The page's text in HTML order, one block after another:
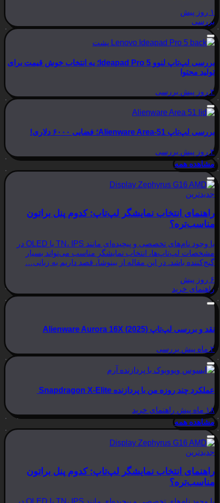
۱ روز پیش
بررسی
بررسی لپ‌تاپ لنوو Ideapad Pro 5؛ یه انتخاب خوش قیمت برای
تولید محتوا
۲ روز پیش بررسی
بررسی لپ‌تاپ Alienware Area-51؛ فضایی ۶۰۰۰ دلاری!
۲ روز پیش
بررسی
مشاهده همه
جدیدترین
راهنمای انتخاب نمایشگر لپ‌تاپ: کدوم پنل براتون
مناسب‌تره؟
با وجود نام‌های تخصصی و پیچیده‌ای مانند TN، IPS یا OLED در
مشخصات لپ‌تاپ‌ها، انتخاب نمایشگر مناسب می‌تواند بسیار
گیج‌کننده باشد. در این مقاله از بینوشا، قصد داریم به زبانی…
۶ روز پیش
راهنمای خرید
نقد و بررسی لپ‌تاپ Alienware Aurora 16X (2025)
۲ ماه پیش بررسی
عملکرد چند روزه من با پردازنده Snapdragon X-Elite
۱۸ ماه پیش
راهنمای خرید
مشاهده همه
جدیدترین
راهنمای انتخاب نمایشگر لپ‌تاپ: کدوم پنل براتون
مناسب‌تره؟